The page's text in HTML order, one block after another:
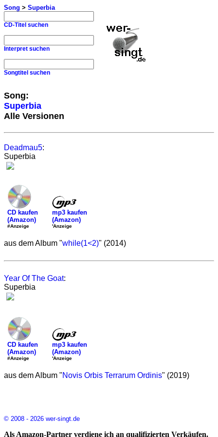
Song > Superbia
CD-Titel suchen
Interpret suchen
Songtitel suchen
Song:
Superbia
Alle Versionen
Deadmau5:
Superbia
CD kaufen
(Amazon)
#Anzeige
mp3 kaufen
(Amazon)
'Anzeige
aus dem Album "while(1<2)" (2014)
Year Of The Goat:
Superbia
CD kaufen
(Amazon)
#Anzeige
mp3 kaufen
(Amazon)
'Anzeige
aus dem Album "Novis Orbis Terrarum Ordinis" (2019)
© 2008 - 2026 wer-singt.de
Als Amazon-Partner verdiene ich an qualifizierten Verkäufen.